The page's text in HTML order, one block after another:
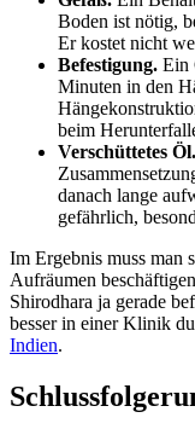
Boden ist nötig,
Er kostet nicht
Befestigung. Ein
Minuten in den
beim
Verschüttetes Öl.
danach lange
gefährlich,
Im Ergebnis muss man
Aufräumen
Shirodhara ja gerade
besser in einer Klinik
Indien.